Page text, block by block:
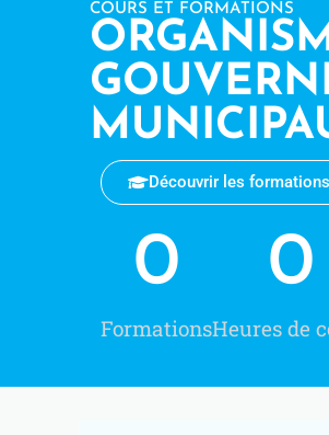
COURS ET FORMATIONS
Découvrir les formations
Formations
0
Heures de
0